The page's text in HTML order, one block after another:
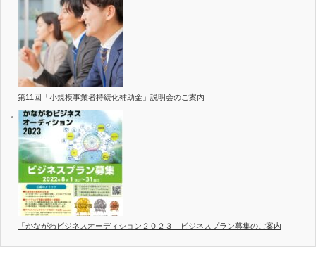
第11回「小規模事業者持続化補助金」説明会のご案内
「かながわビジネスオーディション２０２３」ビジネスプラン募集のご案内